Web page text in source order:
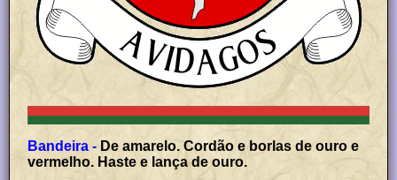
Bandeira -
vermelho. Haste e lança de ouro.